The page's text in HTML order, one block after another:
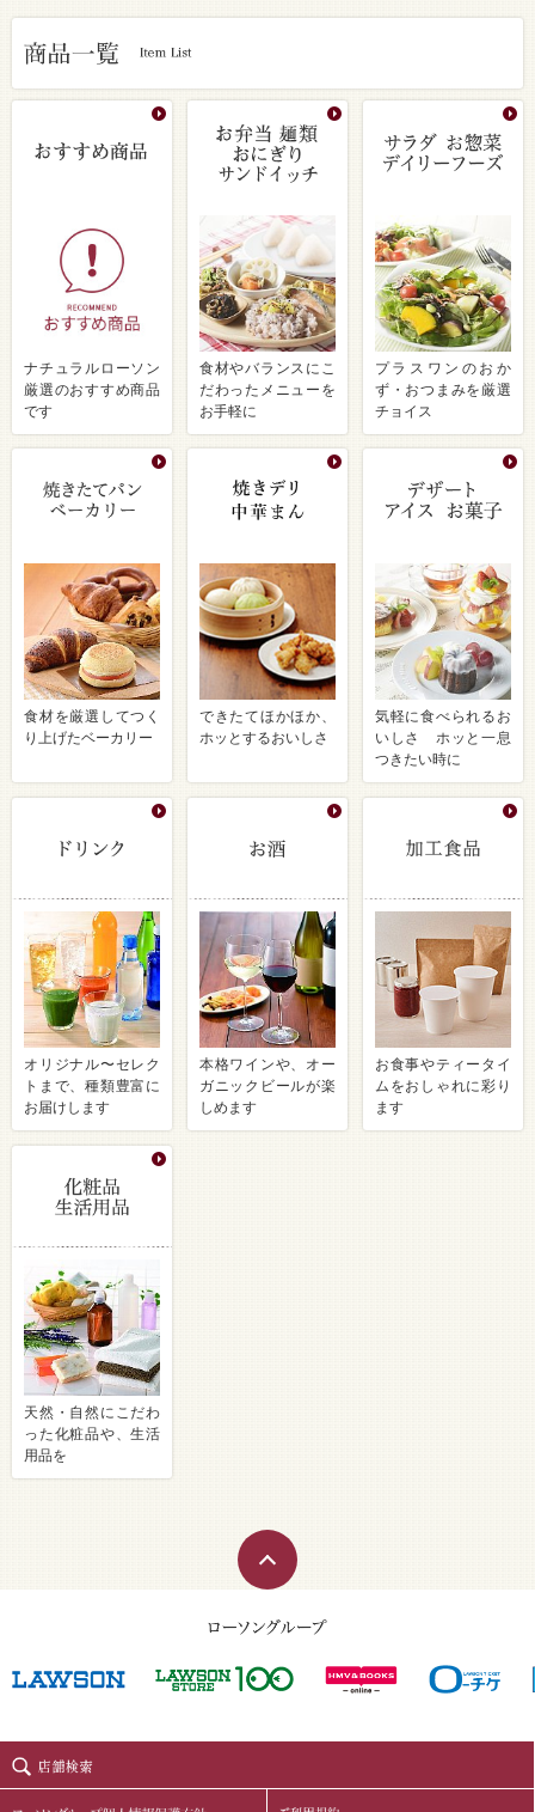
ナチュラルローソン
厳選のおすすめ商品
です
食材やバランスにこ
だわったメニューを
お手軽に
プラスワンのおか
ず・おつまみを厳選
チョイス
食材を厳選してつく
り上げたベーカリー
できたてほかほか、
ホッとするおいしさ
気軽に食べられるお
いしさ ホッと一息
つきたい時に
オリジナル〜セレク
トまで、種類豊富に
お届けします
本格ワインや、オー
ガニックビールが楽
しめます
お食事やティータイ
ムをおしゃれに彩り
ます
天然・自然にこだわ
った化粧品や、生活
用品を